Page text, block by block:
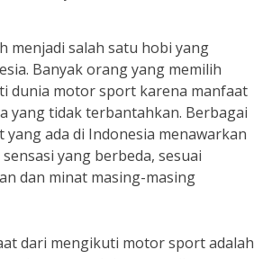
menjadi salah satu hobi yang
Banyak orang yang memilih
dunia motor sport karena manfaat
yang tidak terbantahkan. Berbagai
ada di Indonesia menawarkan
yang berbeda, sesuai
dan minat masing-masing
dari mengikuti motor sport adalah